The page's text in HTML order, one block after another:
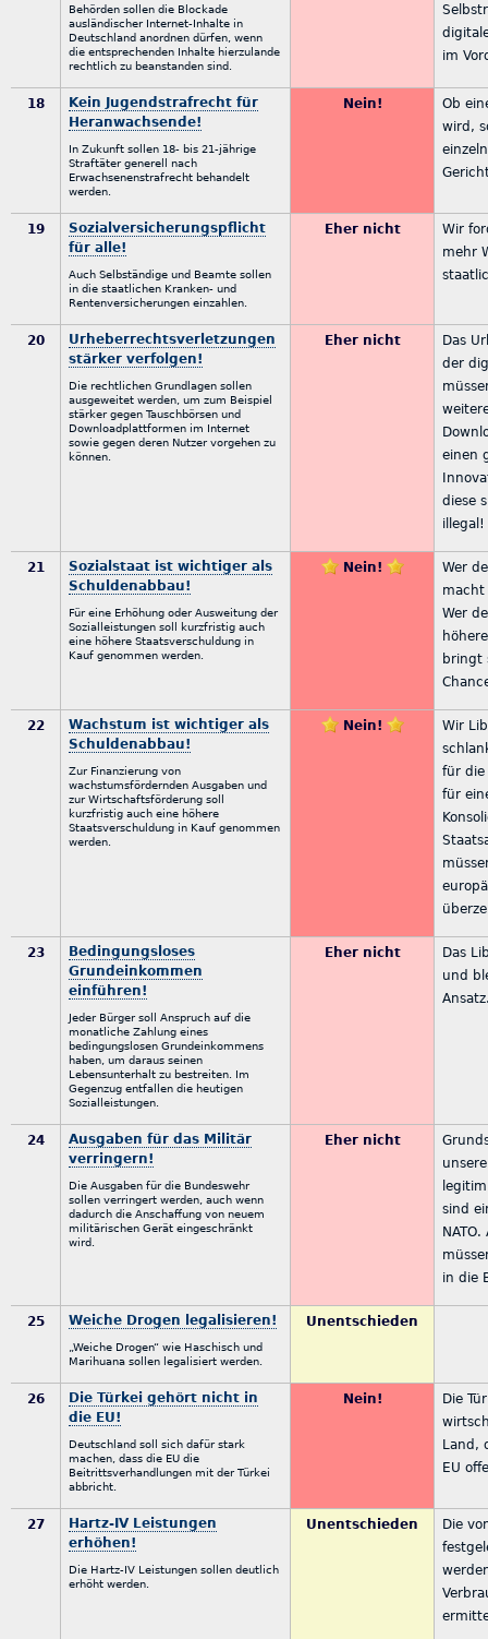
Behörden sollen die Blockade
ausländischer Internet-Inhalte in
Deutschland anordnen dürfen, wenn
die entsprechenden Inhalte hierzulande
rechtlich zu beanstanden sind.
im
18
Kein Jugendstrafrecht für
Heranwachsende!
In Zukunft sollen 18- bis 21-jährige
Straftäter generell nach
Erwachsenenstrafrecht behandelt
werden.
Nein!
Ob
wird,
19
Sozialversicherungspflicht
für alle!
Auch Selbständige und Beamte sollen
in die staatlichen Kranken- und
Rentenversicherungen einzahlen.
Eher nicht
Wir
mehr
20
Urheberrechtsverletzungen
stärker verfolgen!
Die rechtlichen Grundlagen sollen
ausgeweitet werden, um zum Beispiel
stärker gegen Tauschbörsen und
Downloadplattformen im Internet
sowie gegen deren Nutzer vorgehen zu
können.
Eher nicht
Das
der
einen
diese
illegal!
21
Sozialstaat ist wichtiger als
Schuldenabbau!
Für eine Erhöhung oder Ausweitung der
Sozialleistungen soll kurzfristig auch
eine höhere Staatsverschuldung in
Kauf genommen werden.
Nein!
Wer
Wer
bringt
22
Wachstum ist wichtiger als
Schuldenabbau!
Zur Finanzierung von
wachstumsfördernden Ausgaben und
zur Wirtschaftsförderung soll
kurzfristig auch eine höhere
Staatsverschuldung in Kauf genommen
werden.
Nein!
Wir
für die
für
23
Bedingungsloses
Grundeinkommen
einführen!
Jeder Bürger soll Anspruch auf die
monatliche Zahlung eines
bedingungslosen Grundeinkommens
haben, um daraus seinen
Lebensunterhalt zu bestreiten. Im
Gegenzug entfallen die heutigen
Sozialleistungen.
Eher nicht
Das
und
24
Ausgaben für das Militär
verringern!
Die Ausgaben für die Bundeswehr
sollen verringert werden, auch wenn
dadurch die Anschaffung von neuem
militärischen Gerät eingeschränkt
wird.
Eher nicht
sind
in die
25 Weiche Drogen legalisieren!
„Weiche Drogen“ wie Haschisch und
Marihuana sollen legalisiert werden.
Unentschieden
26
Die Türkei gehört nicht in
die EU!
Deutschland soll sich dafür stark
machen, dass die EU die
Beitrittsverhandlungen mit der Türkei
abbricht.
Nein!
Die
Land,
EU
27
Hartz-IV Leistungen
erhöhen!
Die Hartz-IV Leistungen sollen deutlich
erhöht werden.
Unentschieden
Die